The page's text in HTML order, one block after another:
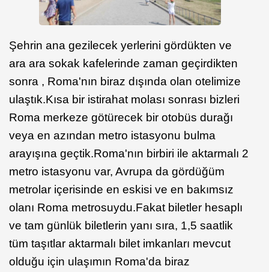
Şehrin ana gezilecek yerlerini gördükten ve
ara ara sokak kafelerinde zaman geçirdikten
sonra , Roma'nın biraz dışında olan otelimize
ulaştık.Kısa bir istirahat molası sonrası bizleri
Roma merkeze götürecek bir otobüs durağı
veya en azından metro istasyonu bulma
arayışına geçtik.Roma'nın birbiri ile aktarmalı 2
metro istasyonu var, Avrupa da gördüğüm
metrolar içerisinde en eskisi ve en bakımsız
olanı Roma metrosuydu.Fakat biletler hesaplı
ve tam günlük biletlerin yanı sıra, 1,5 saatlik
tüm taşıtlar aktarmalı bilet imkanları mevcut
olduğu için ulaşımın Roma'da biraz